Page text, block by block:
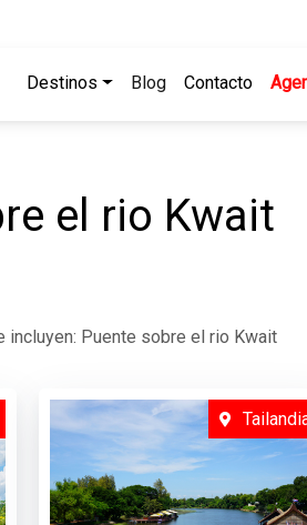
Destinos Blog Contacto
el rio Kwait
Puente sobre el rio Kwait